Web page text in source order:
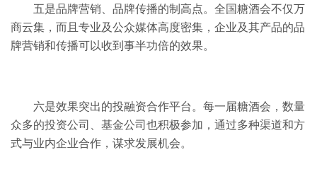
五是品牌营销、品牌传播的制高点。全国糖酒会不仅万
商云集，而且专业及公众媒体高度密集，企业及其产品的品
牌营销和传播可以收到事半功倍的效果。
六是效果突出的投融资合作平台。每一届糖酒会，数量
众多的投资公司、基金公司也积极参加，通过多种渠道和方
式与业内企业合作，谋求发展机会。